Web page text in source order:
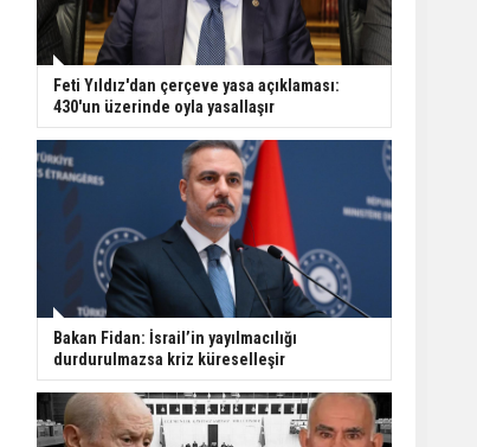
Feti Yıldız'dan çerçeve yasa açıklaması:
430'un üzerinde oyla yasallaşır
Bakan Fidan: İsrail’in yayılmacılığı
durdurulmazsa kriz küreselleşir